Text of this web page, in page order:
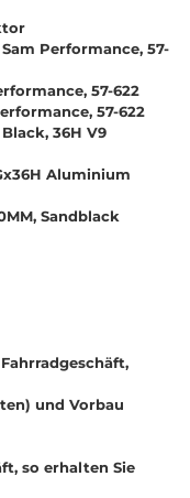
Performance, 57-
57-622
57-622
Black, 36H V9
Aluminium
Sandblack
und Vorbau
so erhalten Sie